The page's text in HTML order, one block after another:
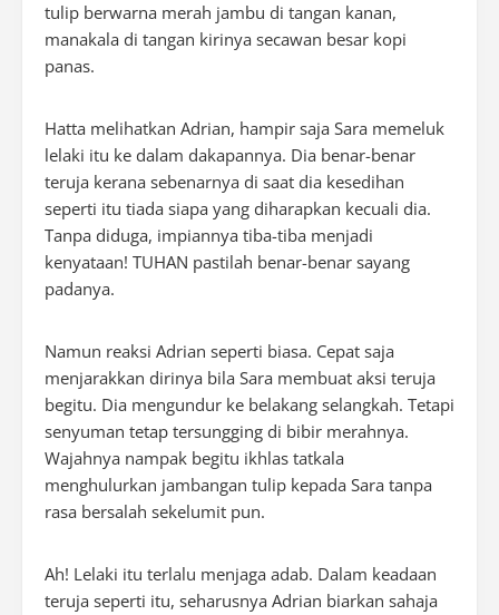
tulip berwarna merah jambu di tangan kanan,
manakala di tangan kirinya secawan besar kopi
panas.
Hatta melihatkan Adrian, hampir saja Sara memeluk
lelaki itu ke dalam dakapannya. Dia benar-benar
teruja kerana sebenarnya di saat dia kesedihan
seperti itu tiada siapa yang diharapkan kecuali dia.
Tanpa diduga, impiannya tiba-tiba menjadi
kenyataan! TUHAN pastilah benar-benar sayang
padanya.
Namun reaksi Adrian seperti biasa. Cepat saja
menjarakkan dirinya bila Sara membuat aksi teruja
begitu. Dia mengundur ke belakang selangkah. Tetapi
senyuman tetap tersungging di bibir merahnya.
Wajahnya nampak begitu ikhlas tatkala
menghulurkan jambangan tulip kepada Sara tanpa
rasa bersalah sekelumit pun.
Ah! Lelaki itu terlalu menjaga adab. Dalam keadaan
teruja seperti itu, seharusnya Adrian biarkan sahaja